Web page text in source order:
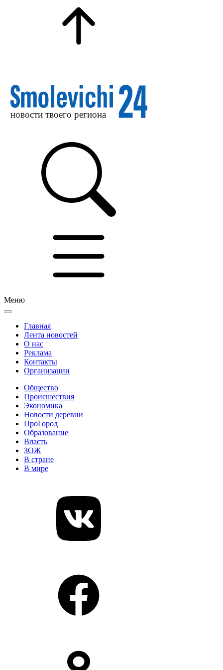
Меню
Главная
Лента новостей
О нас
Реклама
Контакты
Организации
Общество
Происшествия
Экономика
Новости деревни
ПроГород
Образование
Власть
ЗОЖ
В стране
В мире